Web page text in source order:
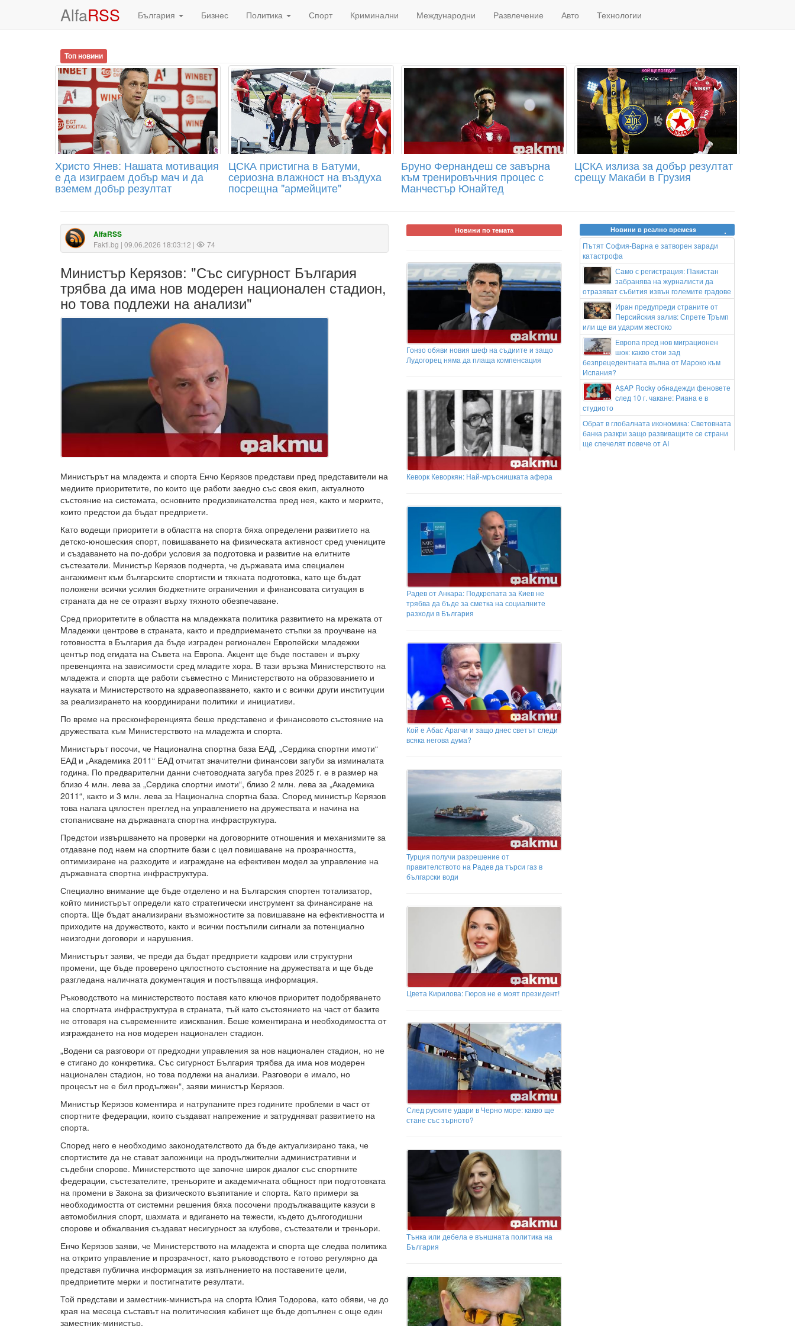
AlfaRSS България Бизнес Политика Спорт Криминални Международни Развлечение Авто Технологии
Топ новини
Христо Янев: Нашата мотивация
е да изиграем добър мач и да
вземем добър резултат
ЦСКА пристигна в Батуми,
сериозна влажност на въздуха
посрещна "армейците"
Бруно Фернандеш се завърна
към тренировъчния процес с
Манчестър Юнайтед
ЦСКА излиза за добър резултат
срещу Макаби в Грузия
AlfaRSS
Fakti.bg | 09.06.2026 18:03:12 | 74
Министър Керязов: "Със сигурност България
трябва да има нов модерен национален стадион,
но това подлежи на анализи"
Министърът на младежта и спорта Енчо Керязов представи пред представители на
медиите приоритетите, по които ще работи заедно със своя екип, актуалното
състояние на системата, основните предизвикателства пред нея, както и мерките,
които предстои да бъдат предприети.
Като водещи приоритети в областта на спорта бяха определени развитието на
детско-юношеския спорт, повишаването на физическата активност сред учениците
и създаването на по-добри условия за подготовка и развитие на елитните
състезатели. Министър Керязов подчерта, че държавата има специален
ангажимент към българските спортисти и тяхната подготовка, като ще бъдат
положени всички усилия бюджетните ограничения и финансовата ситуация в
страната да не се отразят върху тяхното обезпечаване.
Сред приоритетите в областта на младежката политика развитието на мрежата от
Mладежки центрове в страната, както и предприемането стъпки за проучване на
готовността в България да бъде изграден регионален Европейски младежки
център под егидата на Съвета на Европа. Акцент ще бъде поставен и върху
превенцията на зависимости сред младите хора. В тази връзка Министерството на
младежта и спорта ще работи съвместно с Министерството на образованието и
науката и Министерството на здравеопазването, както и с всички други институции
за реализирането на координирани политики и инициативи.
По време на пресконференцията беше представено и финансовото състояние на
дружествата към Министерството на младежта и спорта.
Министърът посочи, че Национална спортна база ЕАД, „Сердика спортни имоти“
ЕАД и „Академика 2011“ ЕАД отчитат значителни финансови загуби за изминалата
година. По предварителни данни счетоводната загуба през 2025 г. е в размер на
близо 4 млн. лева за „Сердика спортни имоти“, близо 2 млн. лева за „Академика
2011“, както и 3 млн. лева за Национална спортна база. Според министър Керязов
това налага цялостен преглед на управлението на дружествата и начина на
стопанисване на държавната спортна инфраструктура.
Предстои извършването на проверки на договорните отношения и механизмите за
отдаване под наем на спортните бази с цел повишаване на прозрачността,
оптимизиране на разходите и изграждане на ефективен модел за управление на
държавната спортна инфраструктура.
Специално внимание ще бъде отделено и на Българския спортен тотализатор,
който министърът определи като стратегически инструмент за финансиране на
спорта. Ще бъдат анализирани възможностите за повишаване на ефективността и
приходите на дружеството, както и всички постъпили сигнали за потенциално
неизгодни договори и нарушения.
Министърът заяви, че преди да бъдат предприети кадрови или структурни
промени, ще бъде проверено цялостното състояние на дружествата и ще бъде
разгледана наличната документация и постъпваща информация.
Ръководството на министерството поставя като ключов приоритет подобряването
на спортната инфраструктура в страната, тъй като състоянието на част от базите
не отговаря на съвременните изисквания. Беше коментирана и необходимостта от
изграждането на нов модерен национален стадион.
„Водени са разговори от предходни управления за нов национален стадион, но не
е стигано до конкретика. Със сигурност България трябва да има нов модерен
национален стадион, но това подлежи на анализи. Разговори е имало, но
процесът не е бил продължен“, заяви министър Керязов.
Министър Керязов коментира и натрупаните през годините проблеми в част от
спортните федерации, които създават напрежение и затрудняват развитието на
спорта.
Според него е необходимо законодателството да бъде актуализирано така, че
спортистите да не стават заложници на продължителни административни и
съдебни спорове. Министерството ще започне широк диалог със спортните
федерации, състезателите, треньорите и академичната общност при подготовката
на промени в Закона за физическото възпитание и спорта. Като примери за
необходимостта от системни решения бяха посочени продължаващите казуси в
автомобилния спорт, шахмата и вдигането на тежести, където дългогодишни
спорове и обжалвания създават несигурност за клубове, състезатели и треньори.
Енчо Керязов заяви, че Министерството на младежта и спорта ще следва политика
на открито управление и прозрачност, като ръководството е готово регулярно да
представя публична информация за изпълнението на поставените цели,
предприетите мерки и постигнатите резултати.
Той представи и заместник-министъра на спорта Юлия Тодорова, като обяви, че до
края на месеца съставът на политическия кабинет ще бъде допълнен с още един
заместник-министър.
Новини по темата
Гонзо обяви новия шеф на съдиите и защо
Лудогорец няма да плаща компенсация
Кеворк Кеворкян: Най-мръснишката афера
Радев от Анкара: Подкрепата за Киев не
трябва да бъде за сметка на социалните
разходи в България
Кой е Абас Арагчи и защо днес светът следи
всяка негова дума?
Турция получи разрешение от
правителството на Радев да търси газ в
български води
Цвета Кирилова: Гюров не е моят президент!
След руските удари в Черно море: какво ще
стане със зърното?
Тънка или дебела е външната политика на
България
Новини в реално времеss
Пътят София-Варна е затворен заради
катастрофа
Само с регистрация: Пакистан
забранява на журналисти да
отразяват събития извън големите градове
Иран предупреди страните от
Персийския залив: Спрете Тръмп
или ще ви ударим жестоко
Европа пред нов миграционен
шок: какво стои зад
безпрецедентната вълна от Мароко към
Испания?
A$AP Rocky обнадежди феновете
след 10 г. чакане: Риана е в
студиото
Обрат в глобалната икономика: Световната
банка разкри защо развиващите се страни
ще спечелят повече от AI